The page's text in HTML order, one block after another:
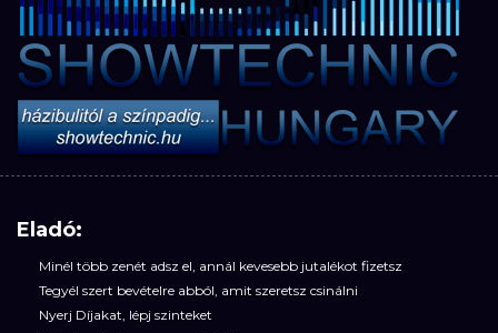
Eladó:
Minél több zenét adsz el, annál kevesebb jutalékot fizetsz
Tegyél szert bevételre abból, amit szeretsz csinálni
Nyerj Díjakat, lépj szinteket